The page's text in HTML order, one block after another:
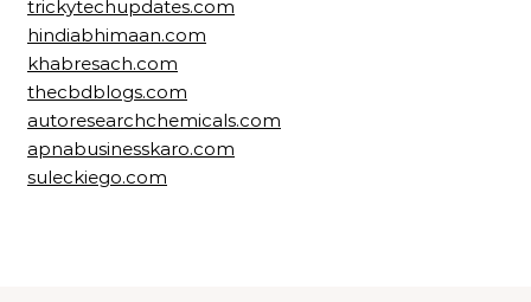
trickytechupdates.com
hindiabhimaan.com
khabresach.com
thecbdblogs.com
autoresearchchemicals.com
apnabusinesskaro.com
suleckiego.com